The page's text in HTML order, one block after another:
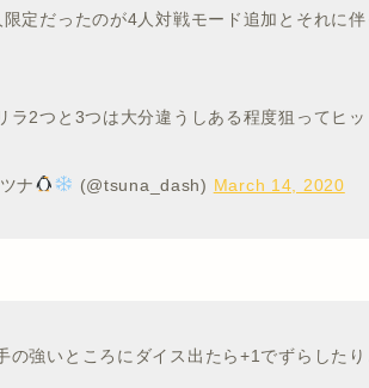
限定だったのが4人対戦モード追加とそれに
ラ2つと3つは大分違うしある程度狙ってヒ
ナ (@tsuna_dash) March 14, 2020
の強いところにダイス出たら+1でずらした